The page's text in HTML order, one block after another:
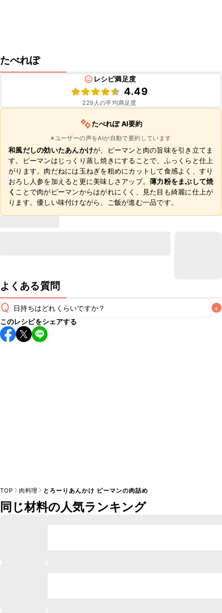
たべれぽ
レシピ満足度
4.49
229 人の平均満足度
たべれぽ AI要約
※ユーザーの声をAIが自動で要約しています
和風だしの効いたあんかけが、ピーマンと肉の旨味を引き立てま
す。ピーマンはじっくり蒸し焼きにすることで、ふっくらと仕上
がります。肉だねには玉ねぎを粗めにカットして食感よく、すり
おろし人参を加えると更に美味しさアップ。 薄力粉をまぶして焼
く ことで肉がピーマンからはがれにくく、見た目も綺麗に仕上が
ります。優しい味付けながら、ご飯が進む一品です。
よくある質問
Q 日持ちはどれくらいですか？ +
保存期間は冷蔵で翌日中が目安です。なるべくお早めにお召
し上がりください。
このレシピをシェアする
TOP 肉料理 とろーりあんかけ ピーマンの肉詰め
同じ材料の人気ランキング